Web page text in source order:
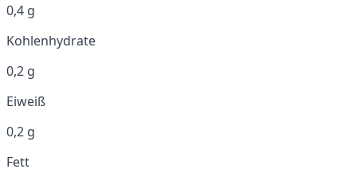
0,4 g
Kohlenhydrate
0,2 g
Eiweiß
0,2 g
Fett